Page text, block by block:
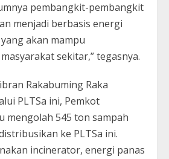
pembangkit-pembangkit
menjadi berbasis energi
akan mampu
sekitar,” tegasnya.
Rakabuming Raka
PLTSa ini, Pemkot
mengolah 545 ton sampah
ke PLTSa ini.
incinerator, energi panas